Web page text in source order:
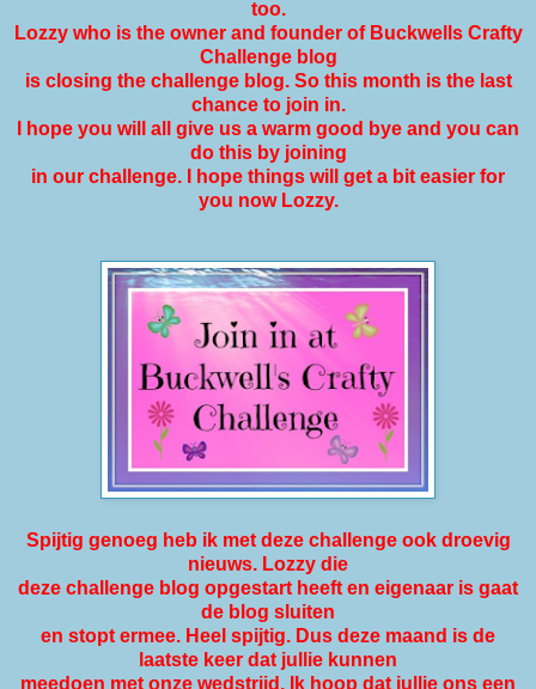
too.
Lozzy who is the owner and founder of Buckwells Crafty
Challenge blog
is closing the challenge blog. So this month is the last
chance to join in.
I hope you will all give us a warm good bye and you can
do this by joining
in our challenge. I hope things will get a bit easier for
you now Lozzy.
Spijtig genoeg heb ik met deze challenge ook droevig
nieuws. Lozzy die
deze challenge blog opgestart heeft en eigenaar is gaat
de blog sluiten
en stopt ermee. Heel spijtig. Dus deze maand is de
laatste keer dat jullie kunnen
meedoen met onze wedstrijd. Ik hoop dat jullie ons een